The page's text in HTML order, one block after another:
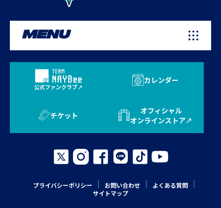
MENU
公式ファンクラブ
カレンダー
チケット
オフィシャル
オンラインストア
プライバシーポリシー お問い合わせ
よくある質問
サイトマップ